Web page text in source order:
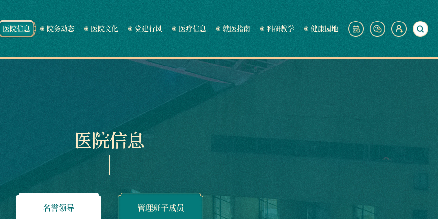
医院信息 院务动态 医院文化 党建行风 医疗信息 就医指南 科研教学 健康园地
医院信息
名誉领导 管理班子成员